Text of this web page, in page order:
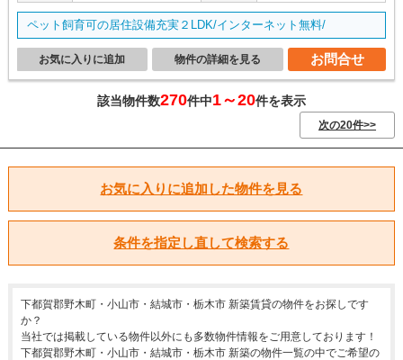
ペット飼育可の居住設備充実２LDK/インターネット無料/
お問合せ
物件の詳細を見る
お気に入りに追加
該当物件数270件中1～20件を表示
次の20件>>
お気に入りに追加した物件を見る
条件を指定し直して検索する
下都賀郡野木町・小山市・結城市・栃木市 新築賃貸の物件をお探しです
か？
当社では掲載している物件以外にも多数物件情報をご用意しております！
下都賀郡野木町・小山市・結城市・栃木市 新築の物件一覧の中でご希望の